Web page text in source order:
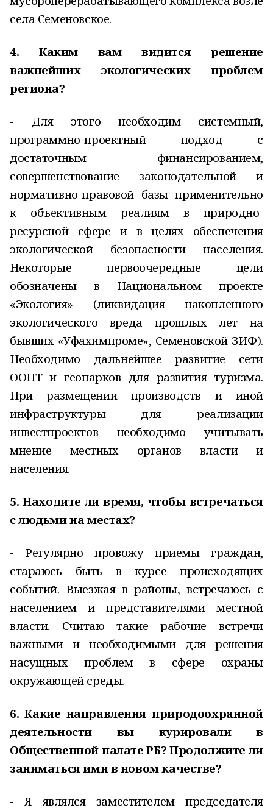
села Семеновское.
4. Каким вам видится решение
важнейших экологических проблем
региона?
- Для этого необходим системный,
программно-проектный подход с
достаточным финансированием,
совершенствование законодательной и
нормативно-правовой базы применительно
к объективным реалиям в природно-
ресурсной сфере и в целях обеспечения
экологической безопасности населения.
Некоторые первоочередные цели
обозначены в Национальном проекте
«Экология» (ликвидация накопленного
экологического вреда прошлых лет на
бывших «Уфахимпроме», Семеновской ЗИФ).
Необходимо дальнейшее развитие сети
ООПТ и геопарков для развития туризма.
При размещении производств и иной
инфраструктуры для реализации
инвестпроектов необходимо учитывать
мнение местных органов власти и
населения.
5. Находите ли время, чтобы встречаться
с людьми на местах?
- Регулярно провожу приемы граждан,
стараюсь быть в курсе происходящих
событий. Выезжая в районы, встречаюсь с
населением и представителями местной
власти. Считаю такие рабочие встречи
важными и необходимыми для решения
насущных проблем в сфере охраны
окружающей среды.
6. Какие направления природоохранной
деятельности вы курировали в
Общественной палате РБ? Продолжите ли
заниматься ими в новом качестве?
- Я являлся заместителем председателя